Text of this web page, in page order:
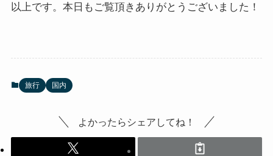
以上です。本日もご覧頂きありがとうございました！
旅行 国内
よかったらシェアしてね！